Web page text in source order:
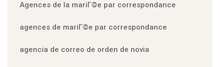
Agences de la mariГ©e par correspondance
agences de mariГ©e par correspondance
agencia de correo de orden de novia